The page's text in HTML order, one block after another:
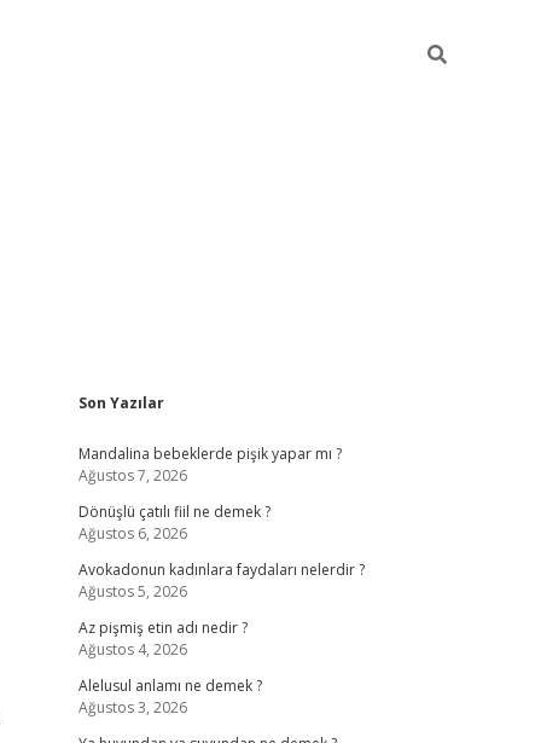
Sidebar
Son Yazılar
Mandalina bebeklerde pişik yapar mı ?
Ağustos 7, 2026
Dönüşlü çatılı fiil ne demek ?
Ağustos 6, 2026
Avokadonun kadınlara faydaları nelerdir ?
Ağustos 5, 2026
Az pişmiş etin adı nedir ?
Ağustos 4, 2026
Alelusul anlamı ne demek ?
Ağustos 3, 2026